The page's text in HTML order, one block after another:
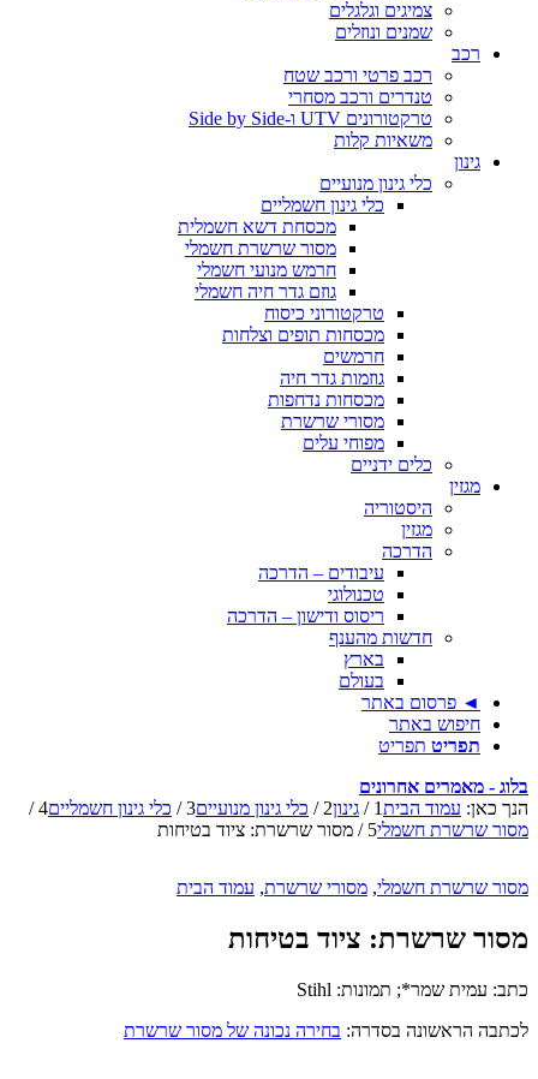
צמיגים וגלגלים
שמנים ונוזלים
רכב
רכב פרטי ורכב שטח
טנדרים ורכב מסחרי
טרקטורונים UTV ו-Side by Side
משאיות קלות
גינון
כלי גינון מנועיים
כלי גינון חשמליים
מכסחת דשא חשמלית
מסור שרשרת חשמלי
חרמש מנועי חשמלי
גוזם גדר חיה חשמלי
טרקטורוני כיסוח
מכסחות תופים וצלחות
חרמשים
גוזמות גדר חיה
מכסחות נדחפות
מסורי שרשרת
מפוחי עלים
כלים ידניים
מגזין
היסטוריה
מגזין
הדרכה
עיבודים – הדרכה
טכנולוגי
ריסוס ודישון – הדרכה
חדשות מהענף
בארץ
בעולם
◄ פרסום באתר
חיפוש באתר
תפריט תפריט
בלוג - מאמרים אחרונים
הנך כאן: עמוד הבית1
/ גינון2
/ כלי גינון מנועיים3
/ כלי גינון חשמליים4
/
מסור שרשרת חשמלי5
/ מסור שרשרת: ציוד בטיחות
מסור שרשרת חשמלי, מסורי שרשרת, עמוד הבית
מסור שרשרת: ציוד בטיחות
כתב: עמית שמר*; תמונות: Stihl
לכתבה הראשונה בסדרה: בחירה נכונה של מסור שרשרת